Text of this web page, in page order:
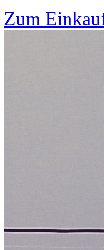
Zum